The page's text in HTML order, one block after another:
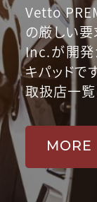
Vetto
の厳しい
Inc.が開発
キパッドで
取扱店一覧
MORE